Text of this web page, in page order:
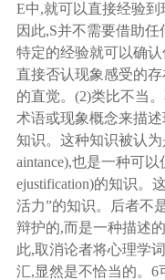
E中,就可以直接经验到
因此,S并不需要借助
特定的经验就可以确
直接否认现象感受的
的直觉。(2)类比不当
术语或现象概念来描
知识。这种知识被认为
aintance),也是一种可
ejustification)的知识。
活力”的知识。后者不
辩护的,而是一种描述的
此,取消论者将心理学
汇,显然是不恰当的。 6